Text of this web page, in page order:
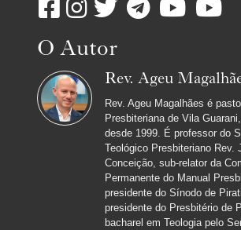
O Autor
Rev. Ageu
Rev. Ageu Magalhães é
Presbiteriana de Vila
desde 1999. É professor do
Teológico Presbiteriano Rev.
Conceição, sub-relator da
Permanente do Manual
presidente do Sínodo de
presidente do Presbitério de
bacharel em Teologia pelo